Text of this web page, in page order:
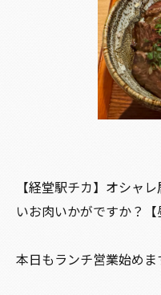
【経堂駅チカ】オシャ
いお肉いかがですか？【
本日もランチ営業始め